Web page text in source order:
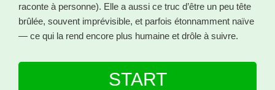
raconte à personne). Elle a aussi ce truc d’être un peu tête
brûlée, souvent imprévisible, et parfois étonnamment naïve
— ce qui la rend encore plus humaine et drôle à suivre.
START